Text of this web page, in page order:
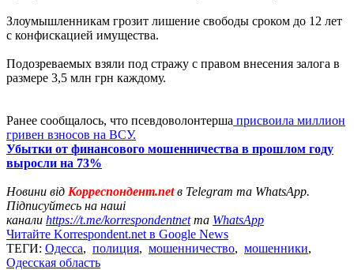
Злоумышленникам грозит лишение свободы сроком до 12 лет
с конфискацией имущества.
Подозреваемых взяли под стражу с правом внесения залога в
размере 3,5 млн грн каждому.
Ранее сообщалось, что псевдоволонтерша присвоила миллион
гривен взносов на ВСУ.
Убытки от финансового мошенничества в прошлом году
выросли на 73%
Новини від Корреспондент.netв Telegram та WhatsApp.
Підписуйтесь на наші
канали https://t.me/korrespondentnetта WhatsApp
Читайте Korrespondent.net в Google News
ТЕГИ: Одесса, полиция, мошенничество, мошенники,
Одесская область